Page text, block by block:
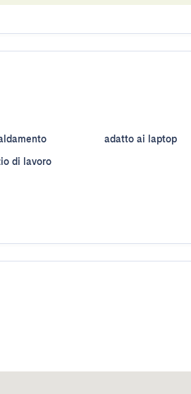
di lavoro
adatto ai laptop